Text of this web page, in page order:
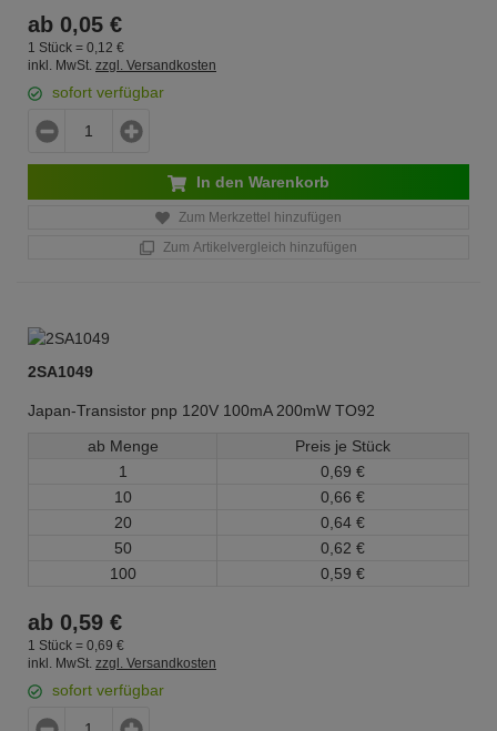
ab 0,05 €
1 Stück = 0, 12 €
inkl. MwSt. zzgl. Versandkosten
sofort verfügbar
In den Warenkorb
Zum Merkzettel hinzufügen
Zum Artikelvergleich hinzufügen
2SA1049
Japan-Transistor pnp 120V 100mA 200mW TO92
ab Menge
Preis je Stück
1
0, 69 €
10
0, 66 €
20
0, 64 €
50
0, 62 €
100
0, 59 €
ab 0,59 €
1 Stück = 0, 69 €
inkl. MwSt. zzgl. Versandkosten
sofort verfügbar